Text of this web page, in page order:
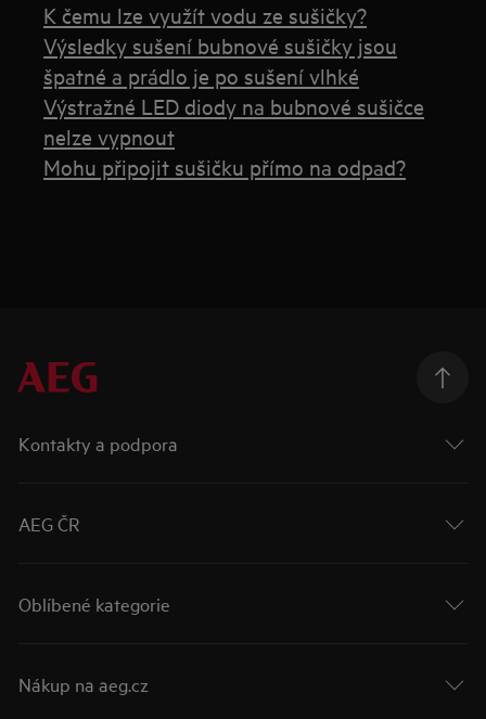
K čemu lze využít vodu ze sušičky?
Výsledky sušení bubnové sušičky jsou
špatné a prádlo je po sušení vlhké
Výstražné LED diody na bubnové sušičce
nelze vypnout
Mohu připojit sušičku přímo na odpad?
Kontakty a podpora
AEG ČR
Oblíbené kategorie
Nákup na aeg.cz